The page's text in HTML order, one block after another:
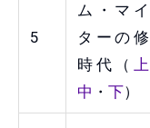
5
ム・マ
ターの
時代（ 上
中 ・ 下）